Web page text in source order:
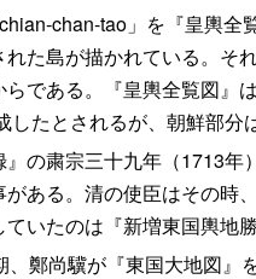
tao」を『皇輿全
れた島が描かれている。そ
である。『皇輿全覧図』
したとされるが、朝鮮部分
の粛宗三十九年（1713年
がある。清の使臣はその時
いたのは『新増東国輿地
鄭尚驥が『東国大地図』